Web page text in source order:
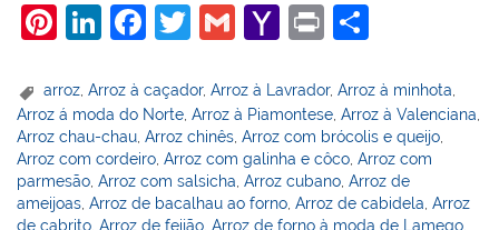
Pi
er
e
st
Li
k
e
dI
n
F
c
e
b
o
T
itt
er
G
ai
l
Y
h
o
o
M
Pr
t
ar
e
arroz ,Arroz à caçador,Arroz à Lavrador,Arroz à minhota
Arroz á moda do Norte ,Arroz à Piamontese ,Arroz à Valenciana
Arroz chau-chau ,Arroz chinês ,Arroz com brócolis e queijo
Arroz com cordeiro ,Arroz com galinha e côco ,Arroz com
parmesão ,Arroz com salsicha ,Arroz cubano ,Arroz de
ameijoas ,Arroz de bacalhau ao forno ,Arroz de cabidela ,Arroz
de cabrito ,Arroz de feijão ,Arroz de forno à moda de Lamego